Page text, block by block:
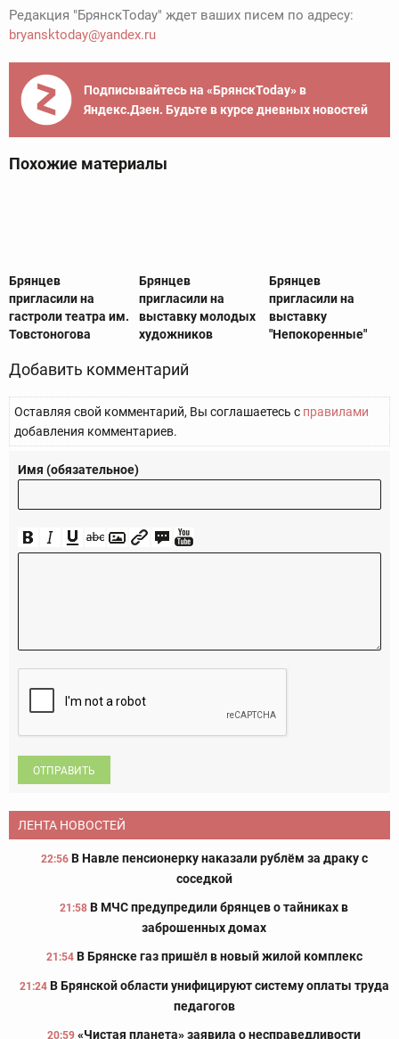
Редакция "БрянскToday" ждет ваших писем по адресу:
bryansktoday@yandex.ru
Подписывайтесь на «БрянскToday» в
Яндекс.Дзен. Будьте в курсе дневных новостей
Похожие материалы
Брянцев
пригласили на
гастроли театра им.
Товстоногова
Брянцев
пригласили на
выставку молодых
художников
Брянцев
пригласили на
выставку
"Непокоренные"
Добавить комментарий
Оставляя свой комментарий, Вы соглашаетесь с правилами
добавления комментариев.
Имя (обязательное)
ОТПРАВИТЬ
ЛЕНТА НОВОСТЕЙ
22:56 В Навле пенсионерку наказали рублём за драку с
соседкой
21:58 В МЧС предупредили брянцев о тайниках в
заброшенных домах
21:54 В Брянске газ пришёл в новый жилой комплекс
21:24 В Брянской области унифицируют систему оплаты труда
педагогов
20:59 «Чистая планета» заявила о несправедливости